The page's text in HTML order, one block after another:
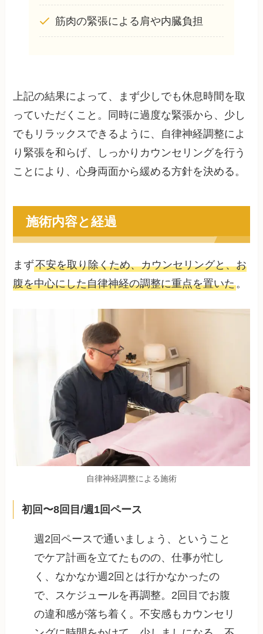
筋肉の緊張による肩や内臓負担
上記の結果によって、まず少しでも休息時間を取
っていただくこと。同時に過度な緊張から、少し
でもリラックスできるように、自律神経調整によ
り緊張を和らげ、しっかりカウンセリングを行う
ことにより、心身両面から緩める方針を決める。
施術内容と経過
まず不安を取り除くため、カウンセリングと、お
腹を中心にした自律神経の調整に重点を置いた。
自律神経調整による施術
初回〜8回目/週1回ペース
週2回ペースで通いましょう、ということ
でケア計画を立てたものの、仕事が忙し
く、なかなか週2回とは行かなかったの
で、スケジュールを再調整。2回目でお腹
の違和感が落ち着く。不安感もカウンセリ